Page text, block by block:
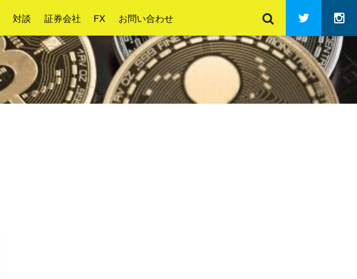
対談 証券会社 FX お問い合わせ Twitter